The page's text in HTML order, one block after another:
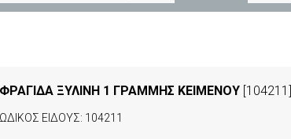
ΞΥΛΙΝΗ 1 ΓΡΑΜΜΗΣ ΚΕΙΜΕΝΟΥ[104211]
ΕΙΔΟΥΣ: 104211